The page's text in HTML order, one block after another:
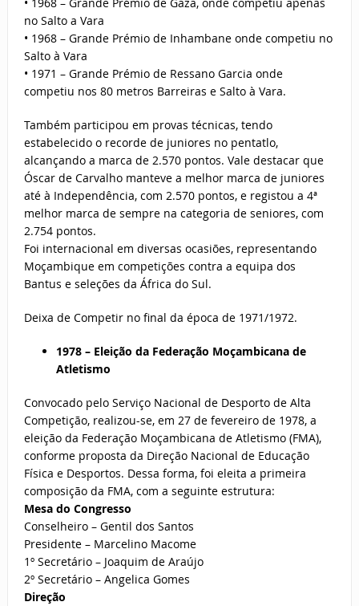
• 1968 – Grande Prémio de Gaza, onde competiu apenas
no Salto a Vara
• 1968 – Grande Prémio de Inhambane onde competiu no
Salto à Vara
• 1971 – Grande Prémio de Ressano Garcia onde
competiu nos 80 metros Barreiras e Salto à Vara.
Também participou em provas técnicas, tendo
estabelecido o recorde de juniores no pentatlo,
alcançando a marca de 2.570 pontos. Vale destacar que
Óscar de Carvalho manteve a melhor marca de juniores
até à Independência, com 2.570 pontos, e registou a 4ª
melhor marca de sempre na categoria de seniores, com
2.754 pontos.
Foi internacional em diversas ocasiões, representando
Moçambique em competições contra a equipa dos
Bantus e seleções da África do Sul.
Deixa de Competir no final da época de 1971/1972.
1978 – Eleição da Federação Moçambicana de
Atletismo
Convocado pelo Serviço Nacional de Desporto de Alta
Competição, realizou-se, em 27 de fevereiro de 1978, a
eleição da Federação Moçambicana de Atletismo (FMA),
conforme proposta da Direção Nacional de Educação
Física e Desportos. Dessa forma, foi eleita a primeira
composição da FMA, com a seguinte estrutura:
Mesa do Congresso
Conselheiro – Gentil dos Santos
Presidente – Marcelino Macome
1º Secretário – Joaquim de Araújo
2º Secretário – Angelica Gomes
Direção